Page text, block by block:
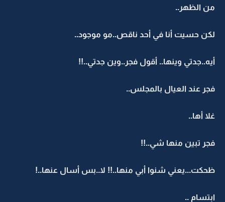
من الظهر..
لكن حسيت أنا في أحد ناقص..مو موجود..
أيه..جدتي وينها.. أقول فجر..وين جدتي..!!
فجر عند العيال بالمجلس..
غلا أها..
فجر تبين منها شي..!!
ظحكت...يعني شنوا أبي منها..!! لا..بس أسال عنها..!
ابتسام ..